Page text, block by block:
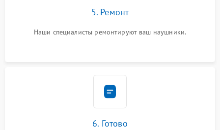
5. Ремонт
Наши специалисты ремонтируют ваш наушники.
6. Готово